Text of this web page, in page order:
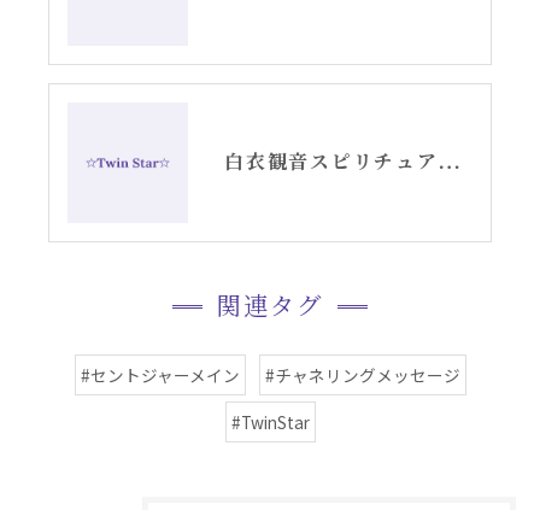
白衣観音スピリチュアル女神開花チーム活動記録YouTube②
関連タグ
#セントジャーメイン
#チャネリングメッセージ
#TwinStar